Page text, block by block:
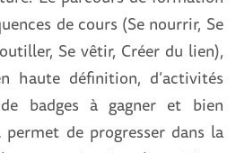
de cours (Se nourrir, Se
Se vêtir, Créer du lien),
haute définition, d’activités
badges à gagner et bien
permet de progresser dans la